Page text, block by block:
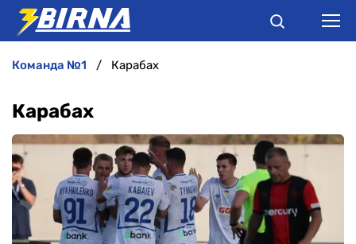
АНАЛІТИКА
ІНТЕРВ'Ю
РІЗНЕ
команда №1 Карабах
Карабах